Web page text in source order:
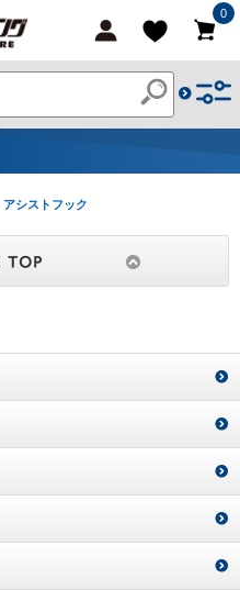
0
アシストフック